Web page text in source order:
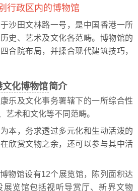
行政区内的博物馆
田文林路一号，是中国香港一所
史、艺术及文化各范畴。博物馆的
合院布局，并揉合现代建筑技巧，
文化博物馆简介
及文化事务署辖下的一所综合性
艺术和文化等不同范畴。
，务求透过多元化和生动活泼的
欣赏文物之余，还可以参与其中活
馆设有12个展览馆，陈列面积达
展览馆包括视听导赏厅、新界文物